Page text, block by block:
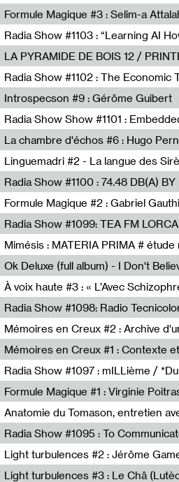
Nathalie Lacroix
Nathalie Lacroix,Selim-a Attalah
Radio Campus Bruxelles
Sammy Stein
Radio Grenouille
Introspecson #9 : Gérôme Guibert
Pierre Henry,Gérôme Guibert
Jimmy Peggie,radioart106
La chambre d'échos #6 : Hugo
Revue Les Chambres,Hugo Pernet
Linguemadri #2 - La langue des
Meris Angioletti
radio x
Formule Magique #2 : Gabriel
Nathalie Lacroix,Gabriel Gauthier
TEAFM
Francesco Russo,Scuola della Crisi
À voix haute #3 : « L’Avec
Radio Orange 94.0
Sophie Auger-Grappin
Sophie Auger-Grappin
Radia Show #1097 : mILLième /
Formule Magique #1 : Virginie
Nathalie Lacroix,Virginie Poitrasson
Loraine Baud,Sylvain Cardonnel
Usmaradio